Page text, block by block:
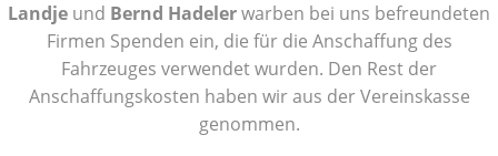
Landje und Bernd Hadelerwarben bei uns befreundeten
Firmen Spenden ein, die für die Anschaffung des
Fahrzeuges verwendet wurden. Den Rest der
Anschaffungskosten haben wir aus der Vereinskasse
genommen.